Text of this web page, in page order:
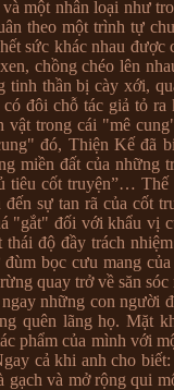
một nhân loại như
theo một trình tự
sức khác nhau được
chồng chéo lên
tinh thần bị cày xới,
đôi chỗ tác giả tỏ ra
vật trong cái "mê
đó, Thiện Kế đã
miền đất của những
tiêu cốt truyện”… Thế
sự tan rã của cốt
"gắt" đối với khẩu vị
độ đầy trách
bọc cưu mang
quay trở về săn sóc
những con người
quên lãng họ. Mặt
phẩm của mình với
cả khi anh cho
và mở rộng qui